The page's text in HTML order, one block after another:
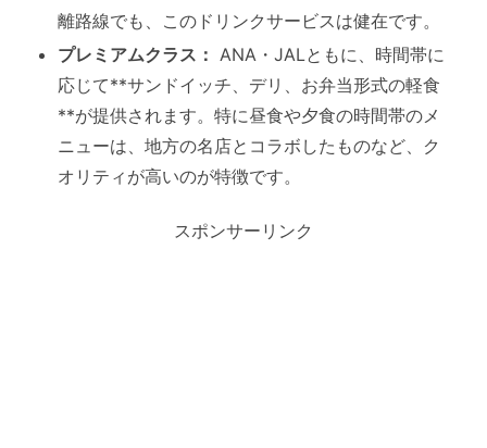
離路線でも、このドリンクサービスは健在です。
プレミアムクラス： ANA・JALともに、時間帯に
応じて**サンドイッチ、デリ、お弁当形式の軽食
**が提供されます。特に昼食や夕食の時間帯のメ
ニューは、地方の名店とコラボしたものなど、ク
オリティが高いのが特徴です。
スポンサーリンク